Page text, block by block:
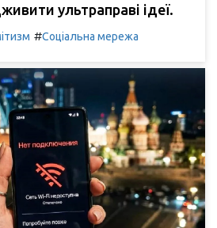
ультраправі ідеї.
#Соціальна мережа